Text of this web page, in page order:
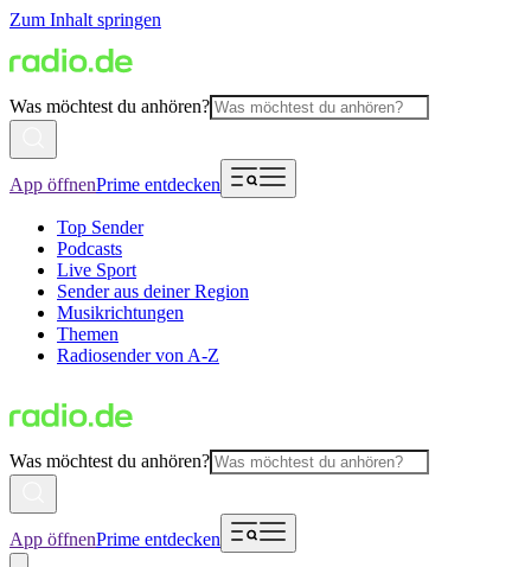
Zum Inhalt springen
Was möchtest du anhören?
App öffnenPrime entdecken
Top Sender
Podcasts
Live Sport
Sender aus deiner Region
Musikrichtungen
Themen
Radiosender von A-Z
Was möchtest du anhören?
App öffnenPrime entdecken